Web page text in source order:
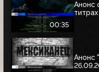
00:35
Анонс
Анонс